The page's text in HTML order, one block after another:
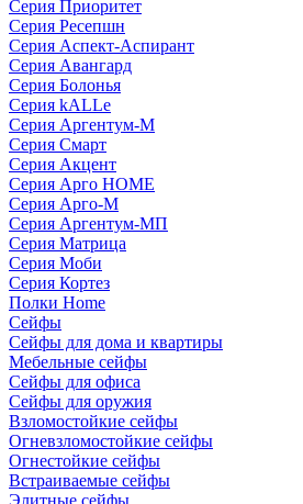
Серия Приоритет
Серия Ресепшн
Серия Аспект-Аспирант
Серия Авангард
Серия Болонья
Серия kALLe
Серия Аргентум-М
Серия Смарт
Серия Акцент
Серия Арго HOME
Серия Арго-М
Серия Аргентум-МП
Серия Матрица
Серия Моби
Серия Кортез
Полки Home
Сейфы
Сейфы для дома и квартиры
Мебельные сейфы
Сейфы для офиса
Сейфы для оружия
Взломостойкие сейфы
Огневзломостойкие сейфы
Огнестойкие сейфы
Встраиваемые сейфы
Элитные сейфы